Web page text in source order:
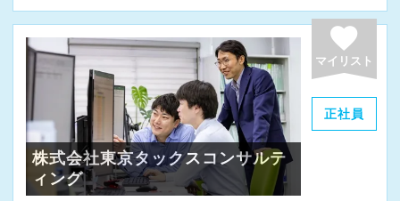
経験やスキルももちろん重要ですが、それ以上
に周囲への思いやりや感謝の気持ちを持ち、誠
実に仕事へ向き合える方と一緒に働きたいと考
えています。
・素直な姿勢で新しいことを学べる方
・周囲と協力しながら業務を進められる方
favorite
マイリスト
正社員
株式会社東京タックスコンサルテ
ィング